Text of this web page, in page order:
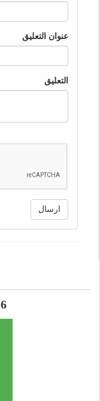
عنوان التعليق
التعليق
ارسال